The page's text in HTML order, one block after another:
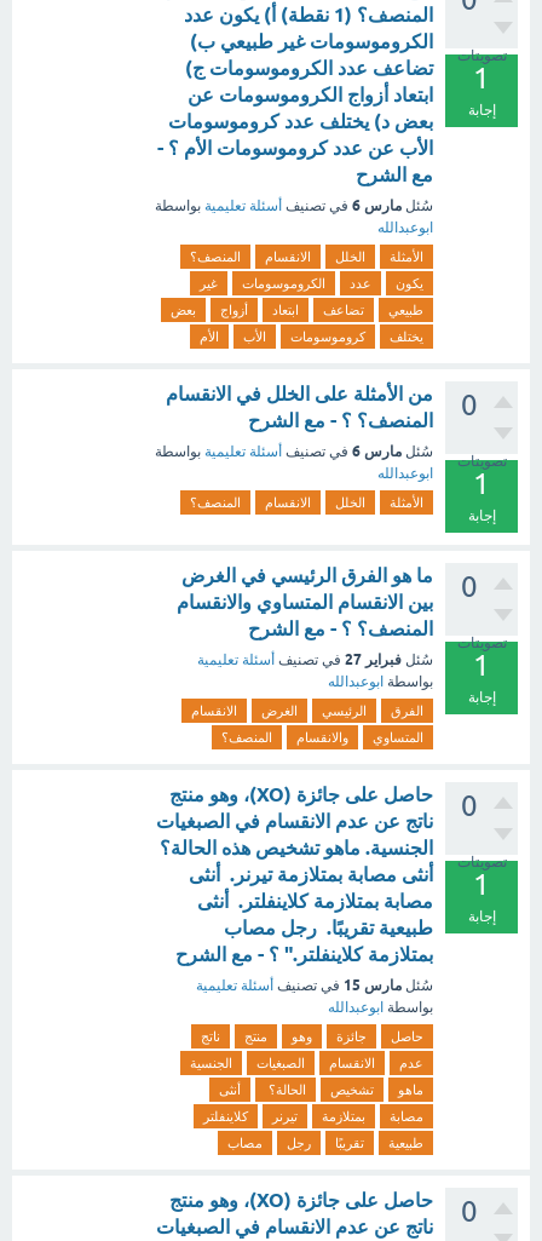
تصويتات
1
إجابة
المنصف؟ (1 نقطة) أ) يكون عدد
الكروموسومات غير طبيعي ب)
تضاعف عدد الكروموسومات ج)
ابتعاد أزواج الكروموسومات عن
بعض د) يختلف عدد كروموسومات
الأب عن عدد كروموسومات الأم ؟ -
مع الشرح
سُئل مارس 6 في تصنيف أسئلة تعليمية بواسطة
ابوعبدالله
الأمثلة الخلل الانقسام
المنصف؟
يكون
عدد الكروموسومات
غير
طبيعي
تضاعف ابتعاد أزواج
بعض
يختلف
كروموسومات الأب الأم
0
تصويتات
1
إجابة
من الأمثلة على الخلل في الانقسام
المنصف؟ ؟ - مع الشرح
سُئل مارس 6 في تصنيف أسئلة تعليمية بواسطة
ابوعبدالله
الأمثلة الخلل الانقسام المنصف؟
0
تصويتات
1
إجابة
ما هو الفرق الرئيسي في الغرض
بين الانقسام المتساوي والانقسام
المنصف؟ ؟ - مع الشرح
سُئل فبراير 27 في تصنيف أسئلة تعليمية
بواسطة ابوعبدالله
الفرق الرئيسي الغرض
الانقسام
المتساوي
والانقسام المنصف؟
0
تصويتات
1
إجابة
حاصل على جائزة (XO)، وهو منتج
ناتج عن عدم الانقسام في الصبغيات
الجنسية. ماهو تشخيص هذه الحالة؟
أنثى مصابة بمتلازمة تيرنر. أنثى
مصابة بمتلازمة كلاينفلتر. أنثى
طبيعية تقريبًا. رجل مصاب
بمتلازمة كلاينفلتر." ؟ - مع الشرح
سُئل مارس 15 في تصنيف أسئلة تعليمية
بواسطة ابوعبدالله
حاصل جائزة وهو منتج
ناتج
عدم
الانقسام الصبغيات
الجنسية
ماهو
تشخيص الحالة؟
أنثى
مصابة
بمتلازمة تيرنر
كلاينفلتر
طبيعية
تقريبًا رجل مصاب
0
حاصل على جائزة (XO)، وهو منتج
ناتج عن عدم الانقسام في الصبغيات